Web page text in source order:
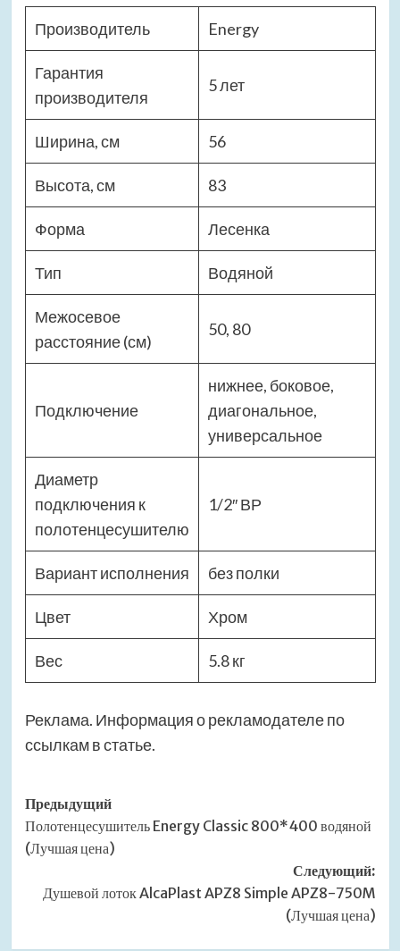
Производитель Energy
Гарантия
производителя
5 лет
Ширина, см 56
Высота, см 83
Форма Лесенка
Тип Водяной
Межосевое
расстояние (см)
50, 80
Подключение
нижнее, боковое,
диагональное,
универсальное
Диаметр
подключения к
полотенцесушителю
1/2″ ВР
Вариант исполнения без полки
Цвет Хром
Вес 5.8 кг
Реклама. Информация о рекламодателе по
ссылкам в статье.
Навигация
записи
Предыдущий
Полотенцесушитель Energy Classic 800*400 водяной
(Лучшая цена)
Следующий:
Душевой лоток AlcaPlast APZ8 Simple APZ8-750M
(Лучшая цена)